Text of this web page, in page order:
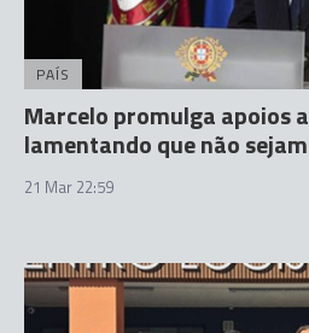
PAÍS
Marcelo promulga apoios
lamentando que não
21 Mar 22:59